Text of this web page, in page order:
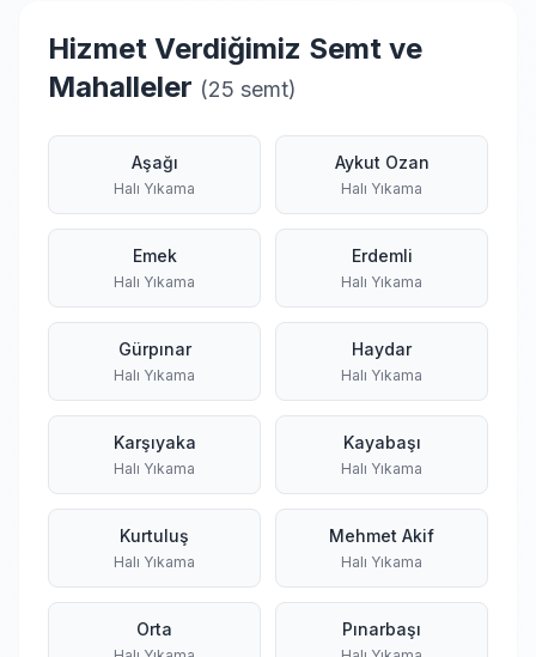
Hizmet Verdiğimiz Semt ve
Mahalleler (25 semt)
Aşağı
Halı Yıkama
Aykut Ozan
Halı Yıkama
Emek
Halı Yıkama
Erdemli
Halı Yıkama
Gürpınar
Halı Yıkama
Haydar
Halı Yıkama
Karşıyaka
Halı Yıkama
Kayabaşı
Halı Yıkama
Kurtuluş
Halı Yıkama
Mehmet Akif
Halı Yıkama
Orta Pınarbaşı